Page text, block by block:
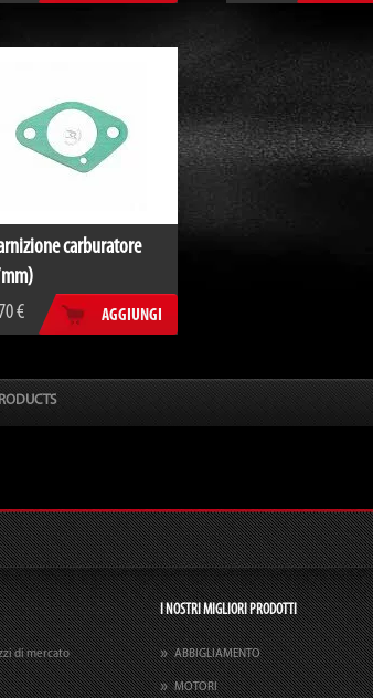
carburatore
€ AGGIUNGI
di mercato
I NOSTRI MIGLIORI PRODOTTI
ABBIGLIAMENTO
MOTORI